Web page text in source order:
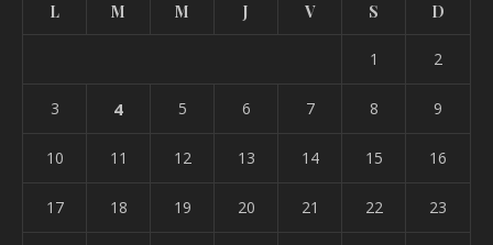
L M M J V S D
1 2
3 4 5 6 7 8 9
10 11 12 13 14 15 16
17 18 19 20 21 22 23